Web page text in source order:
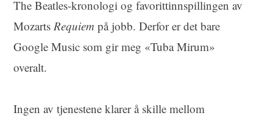
The Beatles-kronologi og favorittinnspillingen av
MozartsRequiem på jobb. Derfor er det bare
Google Music som gir meg «Tuba Mirum»
overalt.
Ingen av tjenestene klarer å skille mellom